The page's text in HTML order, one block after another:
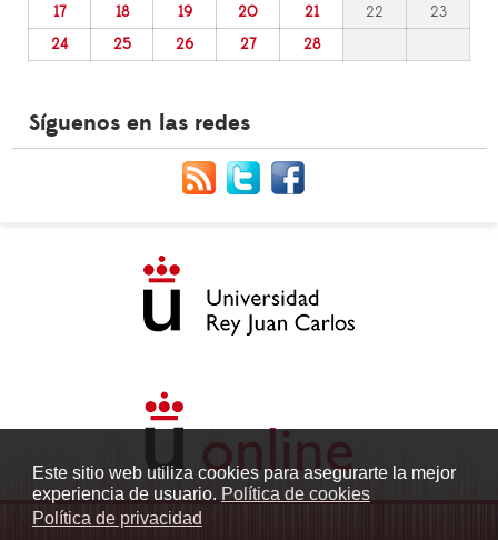
Este sitio web utiliza cookies para asegurarte la mejor
experiencia de usuario. Política de cookies
Política de privacidad
17
18 19 20 21 22
23
24
25 26 27 28
Síguenos en las redes